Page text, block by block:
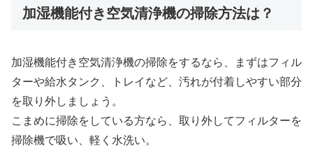
加湿機能付き空気清浄機の掃除方法は？
加湿機能付き空気清浄機の掃除をするなら、まずはフィル
ターや給水タンク、トレイなど、汚れが付着しやすい部分
を取り外しましょう。
こまめに掃除をしている方なら、取り外してフィルターを
掃除機で吸い、軽く水洗い。